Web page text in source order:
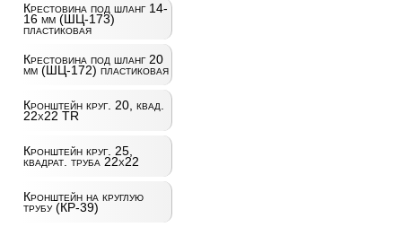
Крестовина под шланг 14-
16 мм (ШЦ-173)
пластиковая
Крестовина под шланг 20
мм (ШЦ-172) пластиковая
Кронштейн круг. 20, квад.
22х22 TR
Кронштейн круг. 25,
квадрат. труба 22х22
Кронштейн на круглую
трубу (КР-39)